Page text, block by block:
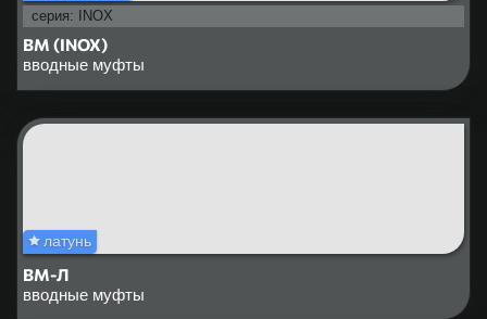
серия: INOX
ВМ (INOX)
вводные муфты
латунь
ВМ-Л
вводные муфты